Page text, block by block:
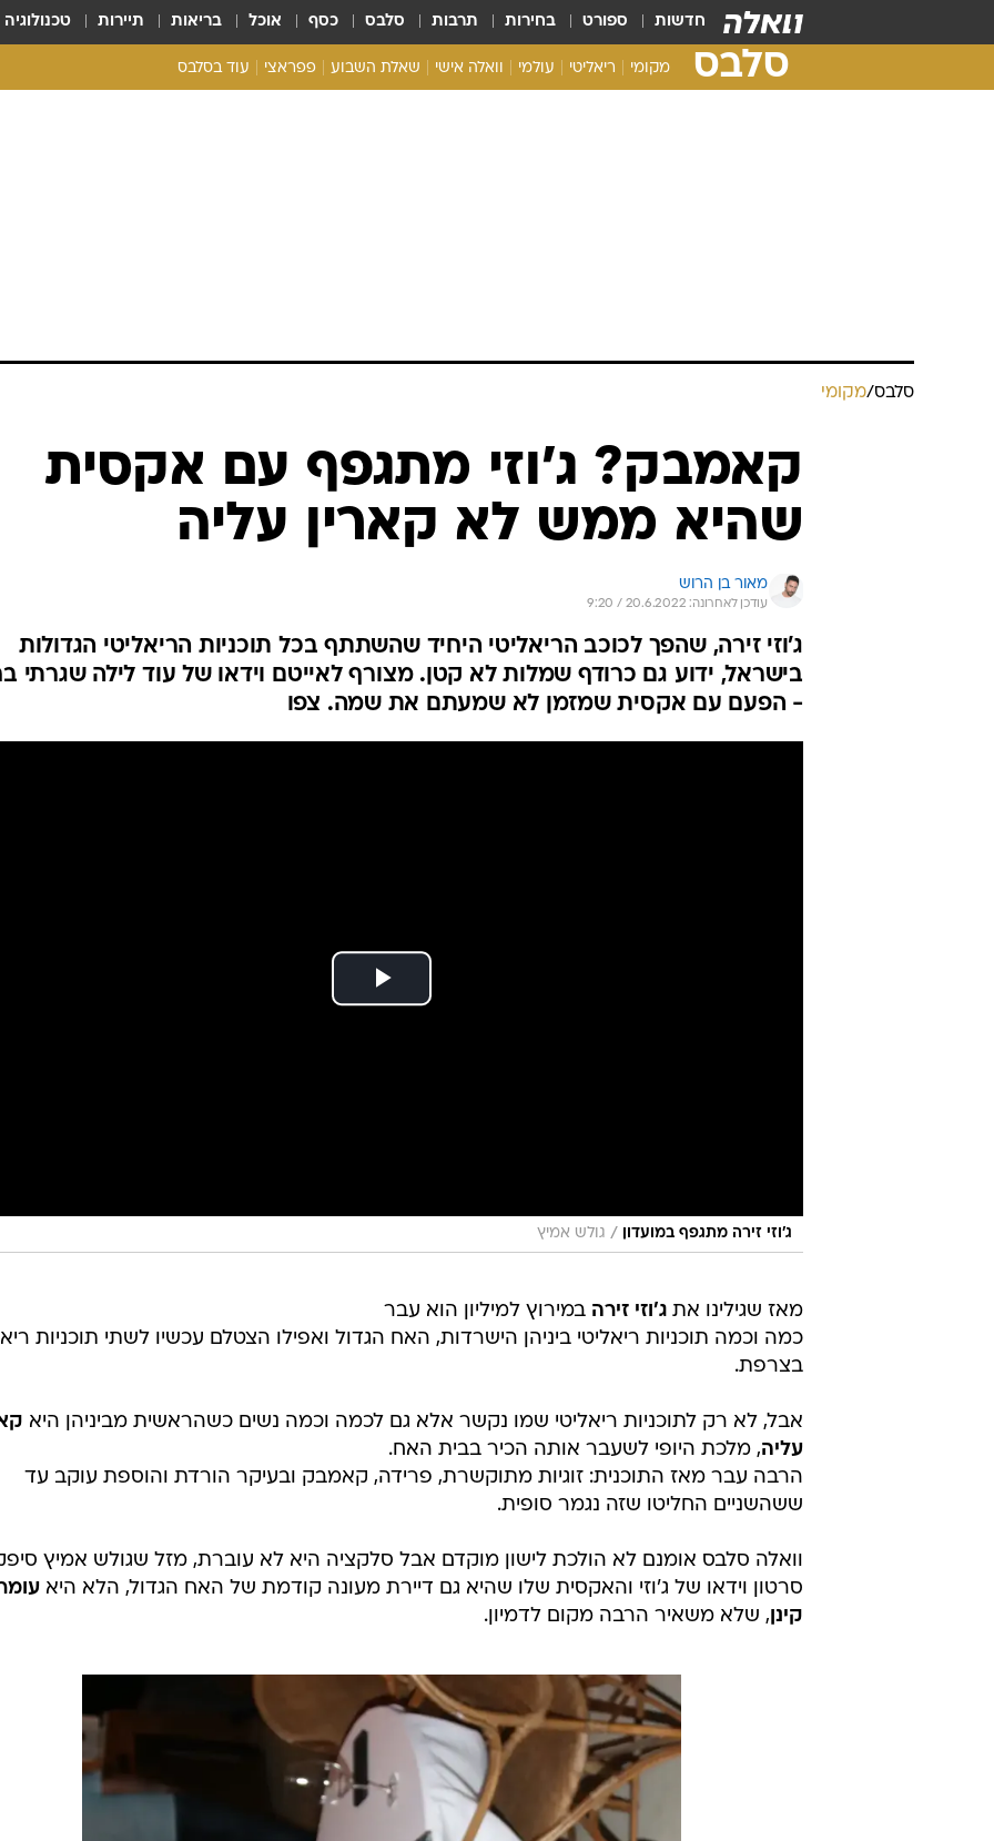
חדשות ספורט בחירות תרבות סלבס כסף אוכל בריאות תיירות טכנולוגיה
סלבס מקומי ריאליטי עולמי וואלה אישי שאלת השבוע פפראצי עוד בסלבס
סלבס/מקומי
קאמבק? ג'וזי מתגפף עם אקסית
שהיא ממש לא קארין עליה
מאור בן הרוש
עודכן לאחרונה: 20.6.2022 / 9:20
ג'וזי זירה, שהפך לכוכב הריאליטי היחיד שהשתתף בכל תוכניות הריאליטי הגדולות
בישראל, ידוע גם כרודף שמלות לא קטן. מצורף לאייטם וידאו של עוד לילה שגרתי
- הפעם עם אקסית שמזמן לא שמעתם את שמה. צפו
ג׳וזי זירה מתגפף במועדון / גולש אמיץ
מאז שגילינו את ג'וזי זירה במירוץ למיליון הוא עבר
כמה וכמה תוכניות ריאליטי ביניהן הישרדות, האח הגדול ואפילו הצטלם עכשיו לשתי תוכניות
בצרפת.
אבל, לא רק לתוכניות ריאליטי שמו נקשר אלא גם לכמה וכמה נשים כשהראשית מביניהן היא
עליה, מלכת היופי לשעבר אותה הכיר בבית האח.
הרבה עבר מאז התוכנית: זוגיות מתוקשרת, פרידה, קאמבק ובעיקר הורדת והוספת עוקב עד
ששהשניים החליטו שזה נגמר סופית.
וואלה סלבס אומנם לא הולכת לישון מוקדם אבל סלקציה היא לא עוברת, מזל שגולש אמיץ
סרטון וידאו של ג'וזי והאקסית שלו שהיא גם דיירת מעונה קודמת של האח הגדול, הלא היא
קינן, שלא משאיר הרבה מקום לדמיון.